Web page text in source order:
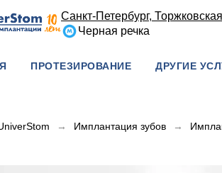
Санкт-Петербург,
Черная речка
ПРОТЕЗИРОВАНИЕ ДРУГИЕ
→ Имплантация зубов →